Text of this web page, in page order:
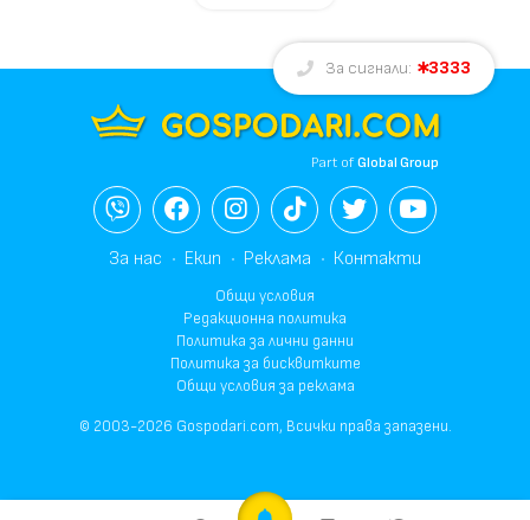
За сигнали: 3333
Part ofGlobal Group
За нас Екип Реклама Контакти
Общи условия
Редакционна политика
Политика за лични данни
Политика за бисквитките
Общи условия за реклама
© 2003-2026 Gospodari.com, Всички права запазени.